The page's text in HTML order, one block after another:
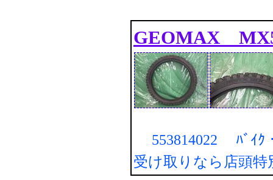
GEOMAX
553814022 ﾊﾞｲｸ
受け取りなら店頭特